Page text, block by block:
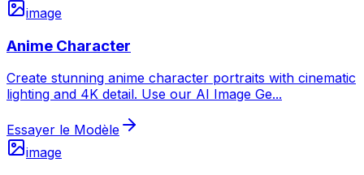
image
Anime Character
Create stunning anime character portraits with cinematic
lighting and 4K detail. Use our AI Image Ge...
Essayer le Modèle
image